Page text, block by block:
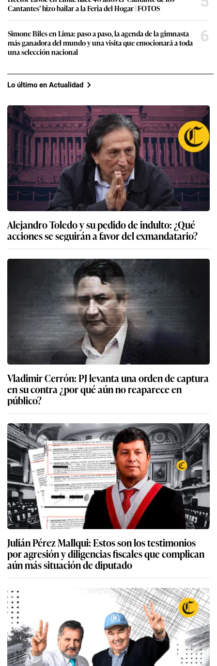
Cantantes’ hizo bailar a la Feria del Hogar | FOTOS
Simone Biles en Lima: paso a paso, la agenda de la gimnasta
más ganadora del mundo y una visita que emocionará a toda
una selección nacional
6
Lo último en Actualidad
Alejandro Toledo y su pedido de indulto: ¿Qué
acciones se seguirán a favor del exmandatario?
Vladimir Cerrón: PJ levanta una orden de captura
en su contra ¿por qué aún no reaparece en
público?
Julián Pérez Mallqui: Estos son los testimonios
por agresión y diligencias fiscales que complican
aún más situación de diputado